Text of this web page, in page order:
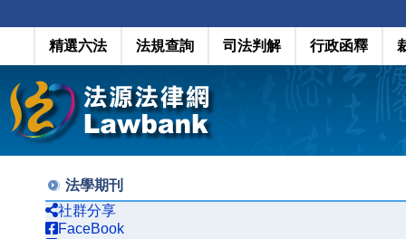
精選六法 法規查詢 司法判解 行政函釋
法學期刊
社群分享
FaceBook